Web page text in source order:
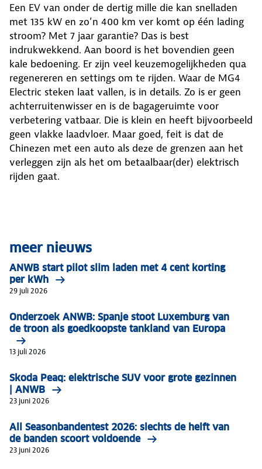
Een EV van onder de dertig mille die kan snelladen
met 135 kW en zo’n 400 km ver komt op één lading
stroom? Met 7 jaar garantie? Das is best
indrukwekkend. Aan boord is het bovendien geen
kale bedoening. Er zijn veel keuzemogelijkheden qua
regenereren en settings om te rijden. Waar de MG4
Electric steken laat vallen, is in details. Zo is er geen
achterruitenwisser en is de bagageruimte voor
verbetering vatbaar. Die is klein en heeft bijvoorbeeld
geen vlakke laadvloer. Maar goed, feit is dat de
Chinezen met een auto als deze de grenzen aan het
verleggen zijn als het om betaalbaar(der) elektrisch
rijden gaat.
meer nieuws
ANWB start pilot slim laden met 4 cent korting
per kWh
29 juli 2026
Onderzoek ANWB: Spanje stoot Luxemburg van
de troon als goedkoopste tankland van Europa
13 juli 2026
Skoda Peaq: elektrische SUV voor grote gezinnen
| ANWB
23 juni 2026
All Seasonbandentest 2026: slechts de helft van
de banden scoort voldoende
23 juni 2026